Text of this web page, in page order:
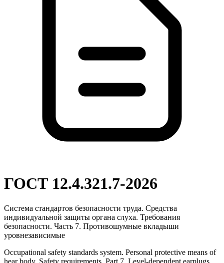
ГОСТ 12.4.321.7-2026
Система стандартов безопасности труда. Средства
индивидуальной защиты органа слуха. Требования
безопасности. Часть 7. Противошумные вкладыши
уровнезависимые
Occupational safety standards system. Personal protective means of
hear body. Safety requirements. Part 7. Level-dependent earplugs